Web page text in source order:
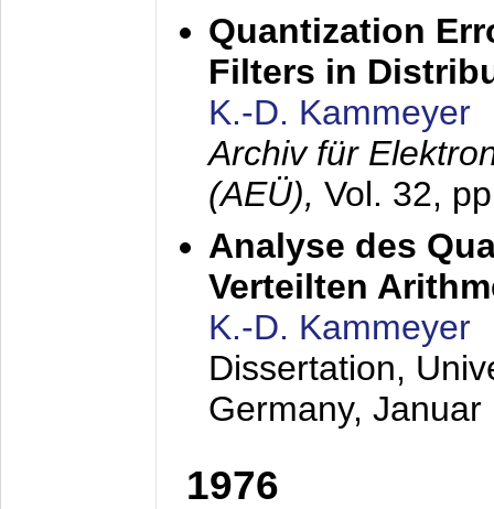
Quantization
Filters in
K.-D. Kammeyer
Archiv für
(AEÜ), Vol. 32,
Analyse des
Verteilten
K.-D. Kammeyer
Dissertation,
Germany, Januar
1976